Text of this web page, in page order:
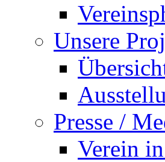
Unsere
Presse /
Verein